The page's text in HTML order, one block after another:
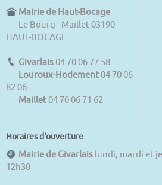
Mairie de Haut-Bocage
Le Bourg - Maillet 03190
HAUT-BOCAGE
Givarlais 04 70 06 77 58
Louroux-Hodement 04 70 06
82 06
Maillet 04 70 06 71 62
Horaires d'ouverture
Mairie de Givarlais lundi, mardi et
12h30